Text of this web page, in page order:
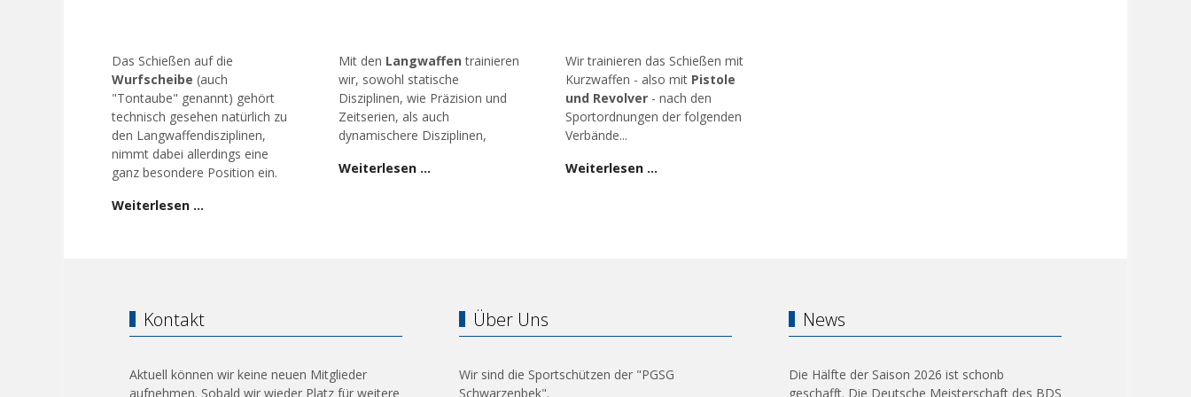
Das Schießen auf die
Wurfscheibe (auch
"Tontaube" genannt) gehört
technisch gesehen natürlich zu
den Langwaffendisziplinen,
nimmt dabei allerdings eine
ganz besondere Position ein.
Weiterlesen …
Mit den Langwaffen trainieren
wir, sowohl statische
Disziplinen, wie Präzision und
Zeitserien, als auch
dynamischere Disziplinen,
Weiterlesen …
Wir trainieren das Schießen mit
Kurzwaffen - also mit Pistole
und Revolver - nach den
Sportordnungen der folgenden
Verbände...
Weiterlesen …
Kontakt
Aktuell können wir keine neuen Mitglieder
aufnehmen. Sobald wir wieder Platz für weitere
Über Uns
Wir sind die Sportschützen der "PGSG
Schwarzenbek".
News
Die Hälfte der Saison 2026 ist schonb
geschafft. Die Deutsche Meisterschaft des BDS